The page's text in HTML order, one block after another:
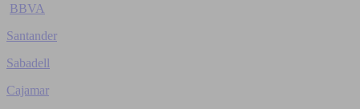
BBVA
Santander
Sabadell
Cajamar